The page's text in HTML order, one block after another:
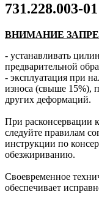
731.228.003-01
ВНИМАНИЕ
- устанавливать
предварительной
- эксплуатация при
износа (свыше 15%),
других деформаций.
При расконсервации
следуйте правилам
инструкции по
обезжириванию.
Своевременное
обеспечивает